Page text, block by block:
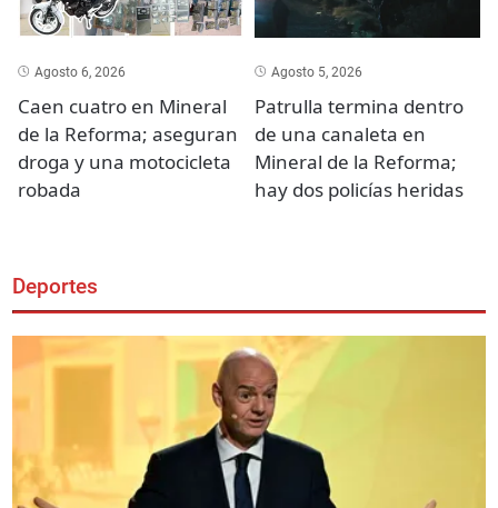
Agosto 6, 2026
Caen cuatro en Mineral
de la Reforma; aseguran
droga y una motocicleta
robada
Agosto 5, 2026
Patrulla termina dentro
de una canaleta en
Mineral de la Reforma;
hay dos policías heridas
Deportes